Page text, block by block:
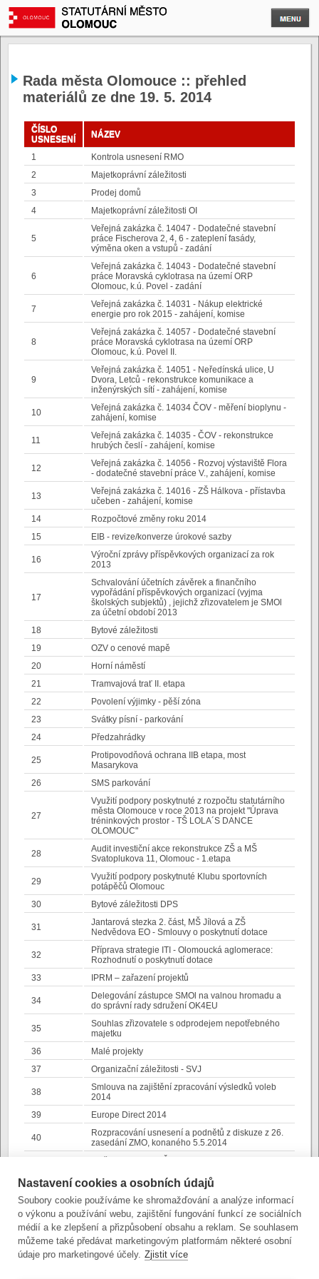
Rada města Olomouce :: přehled
materiálů ze dne 19. 5. 2014
ČÍSLO
USNESENÍ
NÁZEV
1
Kontrola usnesení RMO
2
Majetkoprávní záležitosti
3
Prodej domů
4
Majetkoprávní záležitosti OI
5
Veřejná zakázka č. 14047 - Dodatečné stavební
práce Fischerova 2, 4, 6 - zateplení fasády,
výměna oken a vstupů - zadání
6
Veřejná zakázka č. 14043 - Dodatečné stavební
práce Moravská cyklotrasa na území ORP
Olomouc, k.ú. Povel - zadání
7
Veřejná zakázka č. 14031 - Nákup elektrické
energie pro rok 2015 - zahájení, komise
8
Veřejná zakázka č. 14057 - Dodatečné stavební
práce Moravská cyklotrasa na území ORP
Olomouc, k.ú. Povel II.
9
Veřejná zakázka č. 14051 - Neředínská ulice, U
Dvora, Letců - rekonstrukce komunikace a
inženýrských sítí - zahájení, komise
10
Veřejná zakázka č. 14034 ČOV - měření bioplynu -
zahájení, komise
11
Veřejná zakázka č. 14035 - ČOV - rekonstrukce
hrubých česlí - zahájení, komise
12
Veřejná zakázka č. 14056 - Rozvoj výstaviště Flora
- dodatečné stavební práce V., zahájení, komise
13
Veřejná zakázka č. 14016 - ZŠ Hálkova - přístavba
učeben - zahájení, komise
14
Rozpočtové změny roku 2014
15
EIB - revize/konverze úrokové sazby
16
Výroční zprávy příspěvkových organizací za rok
2013
17
Schvalování účetních závěrek a finančního
vypořádání příspěvkových organizací (vyjma
školských subjektů) , jejichž zřizovatelem je SMOl
za účetní období 2013
18
Bytové záležitosti
19
OZV o cenové mapě
20
Horní náměstí
21
Tramvajová trať II. etapa
22
Povolení výjimky - pěší zóna
23
Svátky písní - parkování
24
Předzahrádky
25
Protipovodňová ochrana IIB etapa, most
Masarykova
26
SMS parkování
27
Využití podpory poskytnuté z rozpočtu statutárního
města Olomouce v roce 2013 na projekt "Úprava
tréninkových prostor - TŠ LOLA´S DANCE
OLOMOUC"
28
Audit investiční akce rekonstrukce ZŠ a MŠ
Svatoplukova 11, Olomouc - 1.etapa
29
Využití podpory poskytnuté Klubu sportovních
potápěčů Olomouc
30
Bytové záležitosti DPS
31
Jantarová stezka 2. část, MŠ Jílová a ZŠ
Nedvědova EO - Smlouvy o poskytnutí dotace
32
Příprava strategie ITI - Olomoucká aglomerace:
Rozhodnutí o poskytnutí dotace
33
IPRM – zařazení projektů
34
Delegování zástupce SMOl na valnou hromadu a
do správní rady sdružení OK4EU
35
Souhlas zřizovatele s odprodejem nepotřebného
majetku
36
Malé projekty
37
Organizační záležitosti - SVJ
38
Smlouva na zajištění zpracování výsledků voleb
2014
39
Europe Direct 2014
40
Rozpracování usnesení a podnětů z diskuze z 26.
zasedání ZMO, konaného 5.5.2014
42
Projekt Unitown
43
Delegování zástupců SMOl na členské schůze
bytových družstev
44
Udělení souhlasu s realizací investice -
OLTERM&TD Olomouc, a. s.
Nastavení cookies a osobních údajů
Soubory cookie používáme ke shromažďování a analýze informací
o výkonu a používání webu, zajištění fungování funkcí ze sociálních
médií a ke zlepšení a přizpůsobení obsahu a reklam. Se souhlasem
můžeme také předávat marketingovým platformám některé osobní
údaje pro marketingové účely. Zjistit více